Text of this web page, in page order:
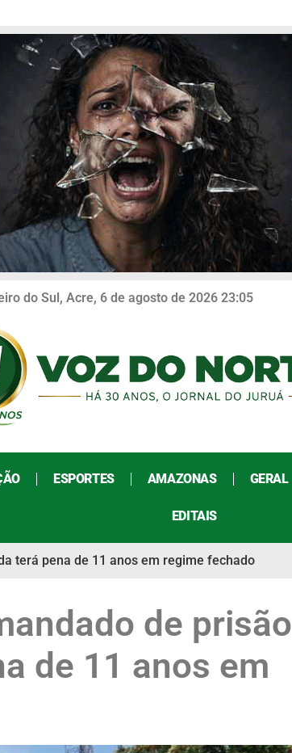
do Sul, Acre, 6 de agosto de 2026 23:05
ESPORTES AMAZONAS GERAL
EDITAIS
terá pena de 11 anos em regime fechado
de prisão
de 11 anos em